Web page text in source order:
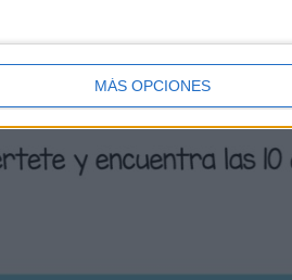
MÁS OPCIONES